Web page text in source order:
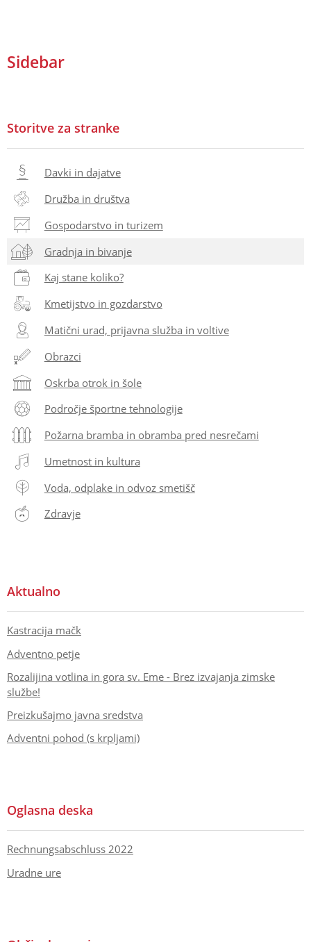
Sidebar
Storitve za stranke
Davki in dajatve
Družba in društva
Gospodarstvo in turizem
Gradnja in bivanje
Kaj stane koliko?
Kmetijstvo in gozdarstvo
Matični urad, prijavna služba in voltive
Obrazci
Oskrba otrok in šole
Področje športne tehnologije
Požarna bramba in obramba pred nesrečami
Umetnost in kultura
Voda, odplake in odvoz smetišč
Zdravje
Aktualno
Kastracija mačk
Adventno petje
Rozalijina votlina in gora sv. Eme - Brez izvajanja zimske
službe!
Preizkušajmo javna sredstva
Adventni pohod (s krpljami)
Oglasna deska
Rechnungsabschluss 2022
Uradne ure